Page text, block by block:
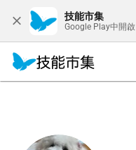
技能市集
Google Play中開啟